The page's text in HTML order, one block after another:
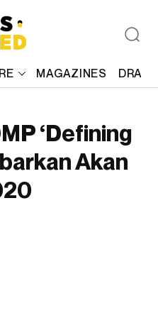
MAGAZINES
‘Defining
Akan